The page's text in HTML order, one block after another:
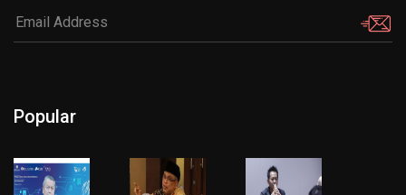
Popular